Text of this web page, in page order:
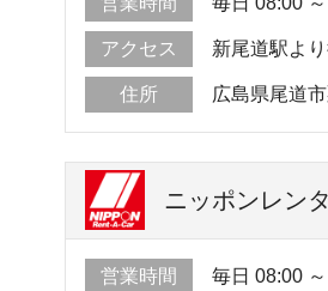
アクセス 新尾道駅よ
住所 広島県尾道
ニッポンレン
営業時間 毎日 08:00